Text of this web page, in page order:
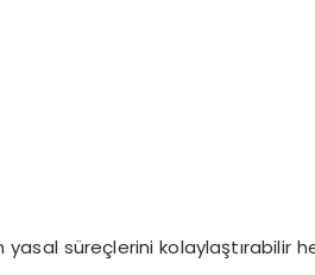
yasal süreçlerini kolaylaştırabilir